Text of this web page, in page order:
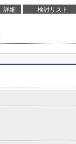
詳細 検討リスト